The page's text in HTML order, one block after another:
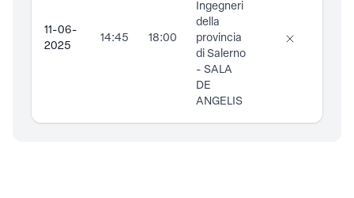
11-06-
2025
14:45 18:00
Ingegneri
della
provincia
di Salerno
- SALA
DE
ANGELIS